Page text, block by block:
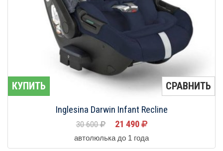
КУПИТЬ СРАВНИТЬ
Inglesina Darwin Infant Recline
30 600 21 490
автолюлька до 1 года